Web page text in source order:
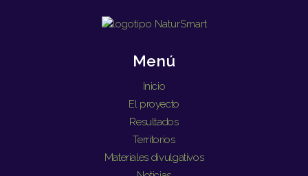
Menú
Inicio
El proyecto
Resultados
Territorios
Materiales divulgativos